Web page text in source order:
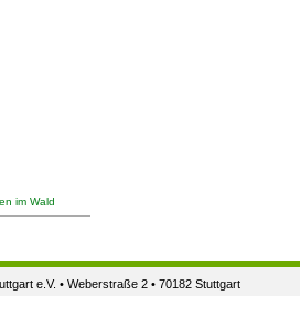
im Wald
e.V. • Weberstraße 2 • 70182 Stuttgart